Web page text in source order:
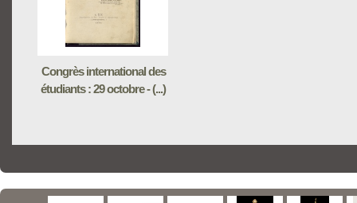
Congrès international des
étudiants : 29 octobre - (...)